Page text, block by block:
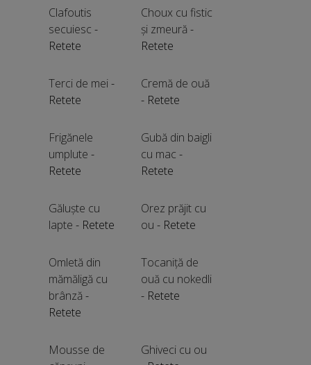
Clafoutis
secuiesc -
Retete
Choux cu fistic
și zmeură -
Retete
Terci de mei-
Retete
Cremă de ouă
- Retete
Frigănele
umplute -
Retete
Gubă din baigli
cu mac -
Retete
Găluște cu
lapte - Retete
Orez prăjit cu
ou - Retete
Omletă din
mămăligă cu
brânză -
Retete
Tocaniță de
ouă cu nokedli
- Retete
Mousse de
Ghiveci cu ou